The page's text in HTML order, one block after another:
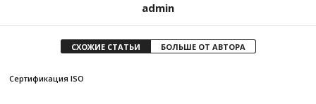
admin
СХОЖИЕ СТАТЬИ БОЛЬШЕ ОТ АВТОРА
Сертификация ISO